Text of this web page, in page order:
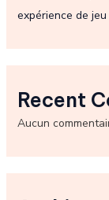
expérience de jeu
Recent
Aucun